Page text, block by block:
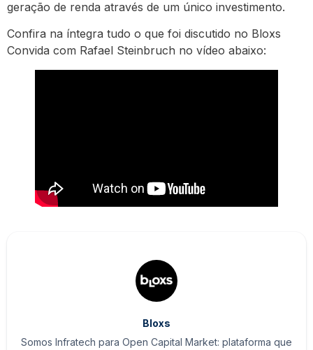
geração de renda através de um único investimento.
Confira na íntegra tudo o que foi discutido no Bloxs
Convida com Rafael Steinbruch no vídeo abaixo:
Bloxs
Somos Infratech para Open Capital Market: plataforma que